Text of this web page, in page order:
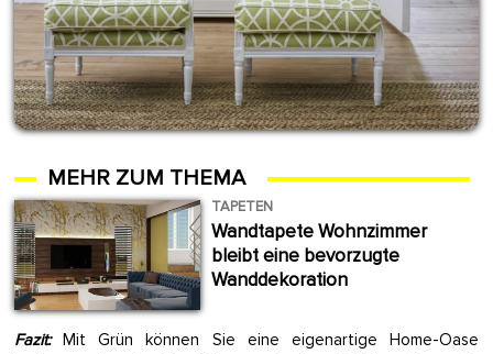
MEHR ZUM THEMA
TAPETEN
Wandtapete Wohnzimmer
bleibt eine bevorzugte
Wanddekoration
Fazit:
Mit Grün können Sie eine eigenartige Home-Oase